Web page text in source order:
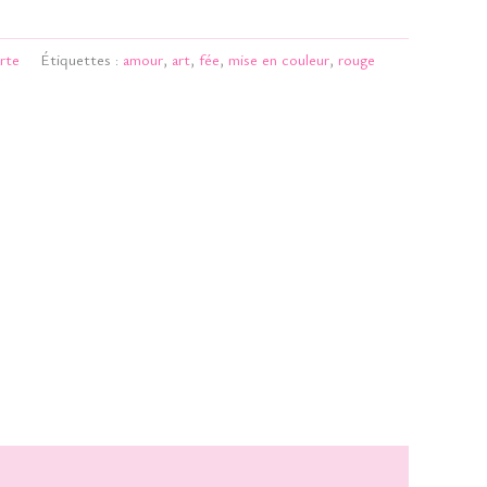
Étiquettes : amour, art, fée, mise en couleur, rouge